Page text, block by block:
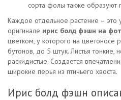
сорта фолы также образуют
Каждое отдельное растение – это
оригинале ирис болд фэшн на
цветком, у которого на цветоносе
бутонов, до 5 штук. Листья тонкие,
раскидистые. Создается
широкие перья из птичьего хвоста.
Ирис болд фэшн